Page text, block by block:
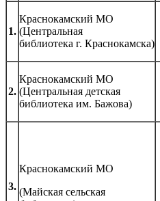
1.
Краснокамский МО
(Центральная
библиотека г. Краснокамска)
2.
Краснокамский МО
(Центральная детская
библиотека им. Бажова)
3.
Краснокамский МО
(Майская сельская